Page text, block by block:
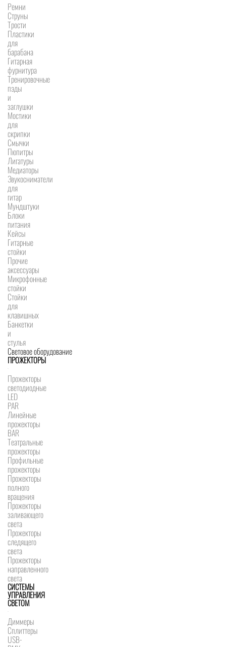
Ремни
Струны
Трости
Пластики
для
барабана
Гитарная
фурнитура
Тренировочные
пэды
и
заглушки
Мостики
для
скрипки
Смычки
Пюпитры
Лигатуры
Медиаторы
Звукосниматели
для
гитар
Мундштуки
Блоки
питания
Кейсы
Гитарные
стойки
Прочие
аксессуары
Микрофонные
стойки
Стойки
для
клавишных
Банкетки
и
стулья
Световое оборудование
ПРОЖЕКТОРЫ
Прожекторы
светодиодные
LED
PAR
Линейные
прожекторы
BAR
Театральные
прожекторы
Профильные
прожекторы
Прожекторы
полного
вращения
Прожекторы
заливающего
света
Прожекторы
следящего
света
Прожекторы
направленного
света
СИСТЕМЫ
УПРАВЛЕНИЯ
СВЕТОМ
Диммеры
Сплиттеры
USB-